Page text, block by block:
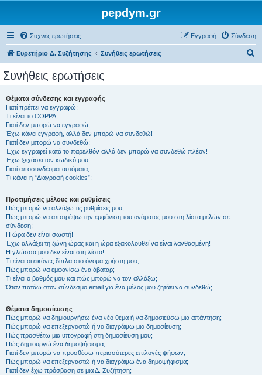
pepdym.gr
Συχνές ερωτήσεις Σύνδεση
Εγγραφή
Ευρετήριο Δ. Συζήτησης Συνήθεις ερωτήσεις
Συνήθεις ερωτήσεις
Θέματα σύνδεσης και εγγραφής
Γιατί πρέπει να εγγραφώ;
Τι είναι το COPPA;
Γιατί δεν μπορώ να εγγραφώ;
Έχω κάνει εγγραφή, αλλά δεν μπορώ να συνδεθώ!
Γιατί δεν μπορώ να συνδεθώ;
Έχω εγγραφεί κατά το παρελθόν αλλά δεν μπορώ να συνδεθώ πλέον!
Έχω ξεχάσει τον κωδικό μου!
Γιατί αποσυνδέομαι αυτόματα;
Τι κάνει η “Διαγραφή cookies”;
Προτιμήσεις μέλους και ρυθμίσεις
Πώς μπορώ να αλλάξω τις ρυθμίσεις μου;
Πώς μπορώ να αποτρέψω την εμφάνιση του ονόματος μου στη λίστα μελών σε
σύνδεση;
Η ώρα δεν είναι σωστή!
Έχω αλλάξει τη ζώνη ώρας και η ώρα εξακολουθεί να είναι λανθασμένη!
Η γλώσσα μου δεν είναι στη λίστα!
Τι είναι οι εικόνες δίπλα στο όνομα χρήστη μου;
Πώς μπορώ να εμφανίσω ένα άβαταρ;
Τι είναι ο βαθμός μου και πώς μπορώ να τον αλλάξω;
Όταν πατάω στον σύνδεσμο email για ένα μέλος μου ζητάει να συνδεθώ;
Θέματα δημοσίευσης
Πώς μπορώ να δημιουργήσω ένα νέο θέμα ή να δημοσιεύσω μια απάντηση;
Πώς μπορώ να επεξεργαστώ ή να διαγράψω μια δημοσίευση;
Πώς προσθέτω μια υπογραφή στη δημοσίευση μου;
Πώς δημιουργώ ένα δημοψήφισμα;
Γιατί δεν μπορώ να προσθέσω περισσότερες επιλογές ψήφων;
Πώς μπορώ να επεξεργαστώ ή να διαγράψω ένα δημοψήφισμα;
Γιατί δεν έχω πρόσβαση σε μια Δ. Συζήτηση;